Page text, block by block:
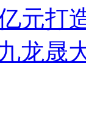
元打
龙晟